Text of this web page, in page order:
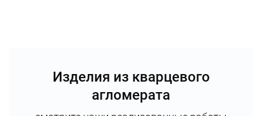
Изделия из кварцевого
агломерата